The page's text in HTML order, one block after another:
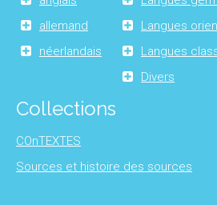
allemand
néerlandais
Langues
Langues
Divers
Collections
COnTEXTES
Sources et histoire des sources